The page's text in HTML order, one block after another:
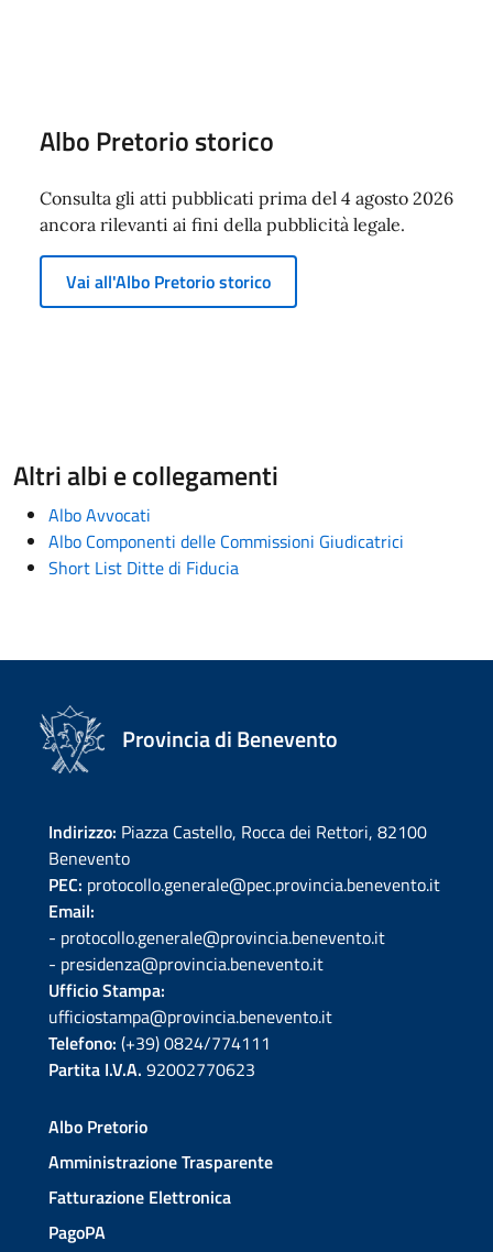
Albo Pretorio storico
Consulta gli atti pubblicati prima del 4 agosto 2026
ancora rilevanti ai fini della pubblicità legale.
Vai all'Albo Pretorio storico
Altri albi e collegamenti
Albo Avvocati
Albo Componenti delle Commissioni Giudicatrici
Short List Ditte di Fiducia
Provincia di Benevento
Indirizzo: Piazza Castello, Rocca dei Rettori, 82100
Benevento
PEC: protocollo.generale@pec.provincia.benevento.it
Email:
- protocollo.generale@provincia.benevento.it
- presidenza@provincia.benevento.it
Ufficio Stampa:
ufficiostampa@provincia.benevento.it
Telefono: (+39) 0824/774111
Partita I.V.A. 92002770623
Albo Pretorio
Amministrazione Trasparente
Fatturazione Elettronica
PagoPA